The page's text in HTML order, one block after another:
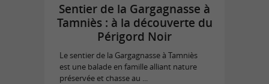
Sentier de la Gargagnasse à
Tamniès : à la découverte du
Périgord Noir
Le sentier de la Gargagnasse à Tamniès
est une balade en famille alliant nature
préservée et chasse au ...